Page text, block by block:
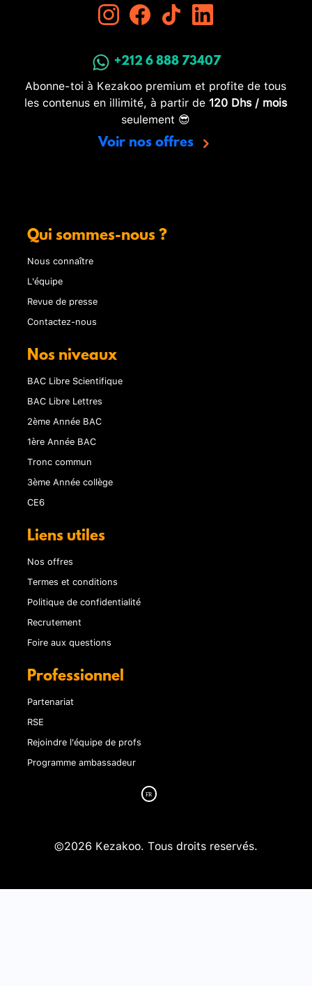
+212 6 888 73407
Abonne-toi à Kezakoo premium et profite de tous
les contenus en illimité, à partir de 120 Dhs / mois
seulement 😎
Voir nos offres
Qui sommes-nous ?
Nous connaître
L'équipe
Revue de presse
Contactez-nous
Nos niveaux
BAC Libre Scientifique
BAC Libre Lettres
2ème Année BAC
1ère Année BAC
Tronc commun
3ème Année collège
CE6
Liens utiles
Nos offres
Termes et conditions
Politique de confidentialité
Recrutement
Foire aux questions
Professionnel
Partenariat
RSE
Rejoindre l'équipe de profs
Programme ambassadeur
©2026 Kezakoo. Tous droits reservés.